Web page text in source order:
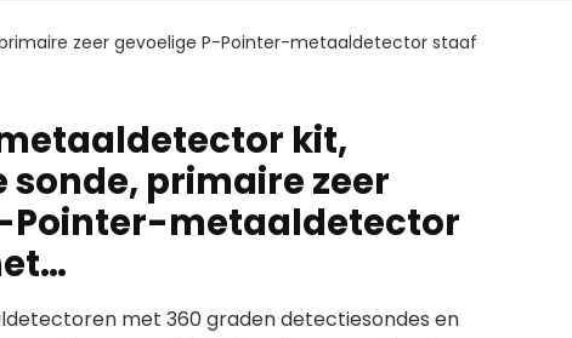
zeer gevoelige P-Pointer-metaaldetector staaf
kit,
primaire zeer
Pointer-metaaldetector
met 360 graden detectiesondes en